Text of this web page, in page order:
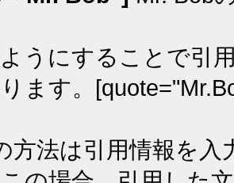
ようにすることで引
ます。
方法は引用情報を入